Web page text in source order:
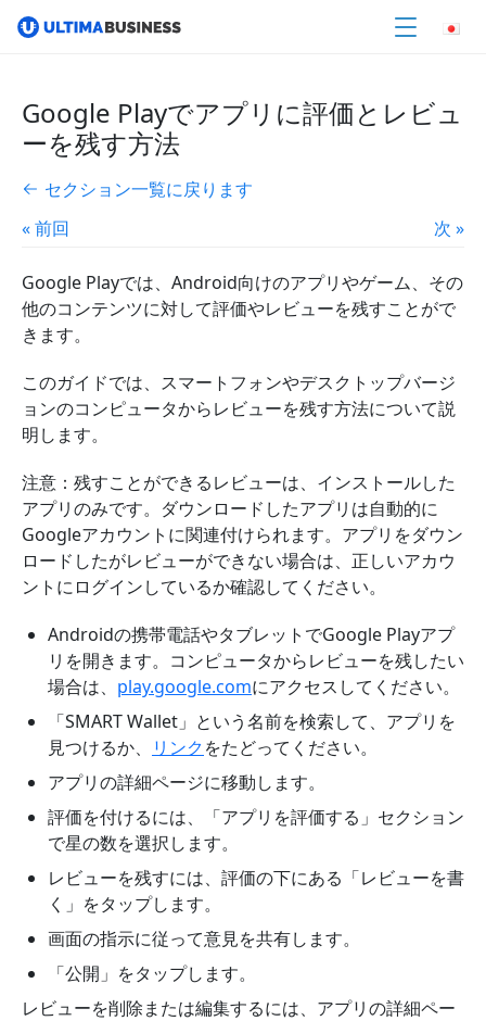
Google Playでアプリに評価とレビュ
ーを残す方法
セクション一覧に戻ります
« 前回
次 »
Google Playでは、Android向けのアプリやゲーム、その
他のコンテンツに対して評価やレビューを残すことがで
きます。
このガイドでは、スマートフォンやデスクトップバージ
ョンのコンピュータからレビューを残す方法について説
明します。
注意：残すことができるレビューは、インストールした
アプリのみです。ダウンロードしたアプリは自動的に
Googleアカウントに関連付けられます。アプリをダウン
ロードしたがレビューができない場合は、正しいアカウ
ントにログインしているか確認してください。
Androidの携帯電話やタブレットでGoogle Playアプ
リを開きます。コンピュータからレビューを残したい
場合は、 play.google.comにアクセスしてください。
「SMART Wallet」 という名前を検索して、アプリを
見つけるか、
リンクをたどってください。
アプリの詳細ページに移動します。
評価を付けるには、「アプリを評価する」セクション
で星の数を選択します。
レビューを残すには、評価の下にある「レビューを書
く」をタップします。
画面の指示に従って意見を共有します。
「公開」をタップします。
レビューを削除または編集するには、アプリの詳細ペー